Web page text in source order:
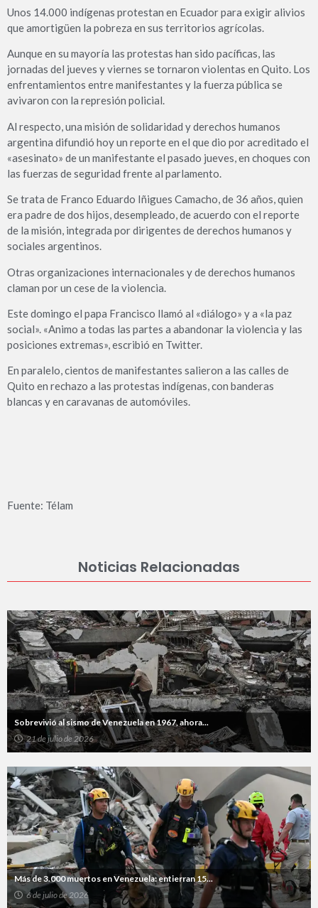
Unos 14.000 indígenas protestan en Ecuador para exigir alivios
que amortigüen la pobreza en sus territorios agrícolas.
Aunque en su mayoría las protestas han sido pacíficas, las
jornadas del jueves y viernes se tornaron violentas en Quito. Los
enfrentamientos entre manifestantes y la fuerza pública se
avivaron con la represión policial.
Al respecto, una misión de solidaridad y derechos humanos
argentina difundió hoy un reporte en el que dio por acreditado el
«asesinato» de un manifestante el pasado jueves, en choques con
las fuerzas de seguridad frente al parlamento.
Se trata de Franco Eduardo Iñigues Camacho, de 36 años, quien
era padre de dos hijos, desempleado, de acuerdo con el reporte
de la misión, integrada por dirigentes de derechos humanos y
sociales argentinos.
Otras organizaciones internacionales y de derechos humanos
claman por un cese de la violencia.
Este domingo el papa Francisco llamó al «diálogo» y a «la paz
social». «Animo a todas las partes a abandonar la violencia y las
posiciones extremas», escribió en Twitter.
En paralelo, cientos de manifestantes salieron a las calles de
Quito en rechazo a las protestas indígenas, con banderas
blancas y en caravanas de automóviles.
Fuente: Télam
Noticias Relacionadas
Sobrevivió al sismo de Venezuela en 1967, ahora...
21 de julio de 2026
Más de 3.000 muertos en Venezuela: entierran 15...
6 de julio de 2026